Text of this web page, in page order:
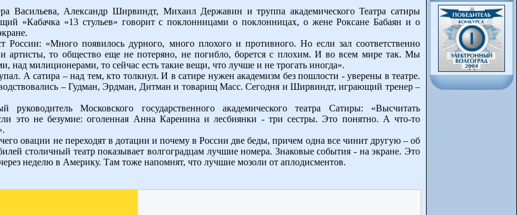
Васильева, Александр Ширвиндт, Михаил Державин и труппа академического Театра сатиры
«Кабачка «13 стульев» говорит с поклонницами о поклонницах, о жене Роксане Бабаян и о
«Много появилось дурного, много плохого и противного. Но если зал соответственно
и артисты, то общество еще не потеряно, не погибло, борется с плохим. И во всем мире так. Мы
над милиционерами, то сейчас есть такие вещи, что лучше и не трогать иногда».
А сатира – над тем, кто толкнул. И в сатире нужен академизм без пошлости - уверены в театре.
– Гудман, Эрдман, Дитман и товарищ Масс. Сегодня и Ширвиндт, играющий тренер –
руководитель Московского государственного академического театра Сатиры: «Высчитать
это не безумие: оголенная Анна Каренина и лесбиянки - три сестры. Это понятно. А что-то
овации не переходят в дотации и почему в России две беды, причем одна все чинит другую – об
столичный театр показывает волгоградцам лучшие номера. Знаковые события - на экране. Это
неделю в Америку. Там тоже напомнят, что лучшие мозоли от аплодисментов.